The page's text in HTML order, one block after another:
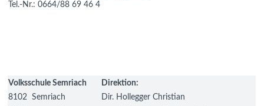
Tel.-Nr.: 0664/88 69 46 4
Volksschule Semriach
8102 Semriach
Direktion:
Dir. Hollegger Christian